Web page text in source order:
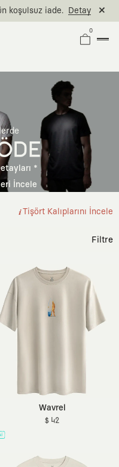
koşulsuz iade. Detay
0
*
İncele
Tişört Kalıplarını İncele
Filtre
Wavrel
$ 42